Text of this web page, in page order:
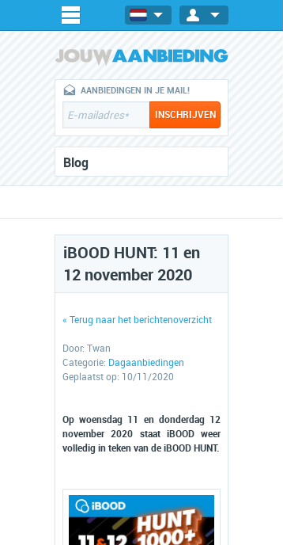
AANBIEDINGEN IN JE MAIL!
Blog
iBOOD HUNT: 11 en
12 november 2020
« Terug naar het berichtenoverzicht
Door: Twan
Categorie: Dagaanbiedingen
Geplaatst op: 10/11/2020
Op woensdag 11 en donderdag 12
november 2020 staat iBOOD weer
volledig in teken van de iBOOD HUNT.